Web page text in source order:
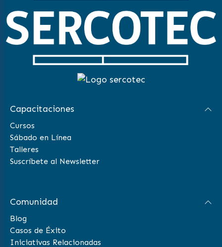
Capacitaciones
Cursos
Sábado en Línea
Talleres
Suscríbete al Newsletter
Comunidad
Blog
Casos de Éxito
Iniciativas Relacionadas